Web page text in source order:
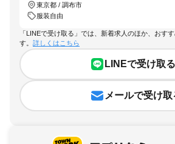
東京都 / 調布市
服装自由
「LINEで受け取る」では、新着求人のほか、おす
す。 詳しくはこちら
LINEで受け取る
メールで受け取